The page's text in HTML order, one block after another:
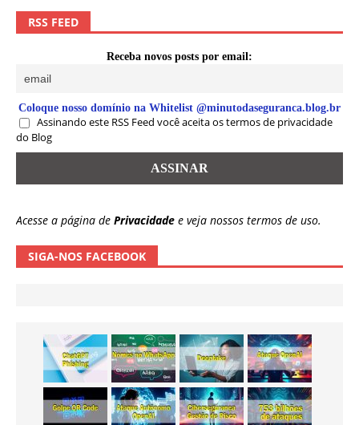
RSS FEED
Receba novos posts por email:
Coloque nosso domínio na Whitelist @minutodaseguranca.blog.br
Assinando este RSS Feed você aceita os termos de privacidade
do Blog
Acesse a página de Privacidade e veja nossos termos de uso.
SIGA-NOS FACEBOOK